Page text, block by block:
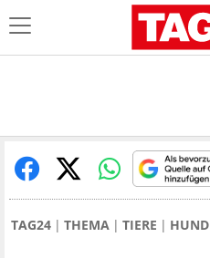
TAG24 THEMA TIERE